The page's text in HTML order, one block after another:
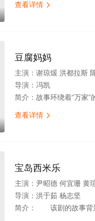
查看详情 
豆腐妈妈
主演： 谢琼煖 洪都拉斯 陈仙梅 蓝苇华 苏晏
导演： 冯凯
简介： 故事环绕着“万家”的豆腐老店，因“一个家庭3个姓氏”以及“豆腐秘方只传姓万的男丁”
查看详情 
宝岛西米乐
主演： 尹昭德 何宜珊 黄瑄 卢彦泽 陈文山 王
导演： 洪于茹 杨志坚
简介：
该剧的故事背景在五、六○年代，是以“女西装师”为主角的职人一头